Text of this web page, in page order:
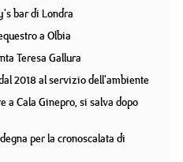
bar di Londra
a Olbia
Teresa Gallura
2018 al servizio dell'ambiente
a Cala Ginepro, si salva dopo
per la cronoscalata di